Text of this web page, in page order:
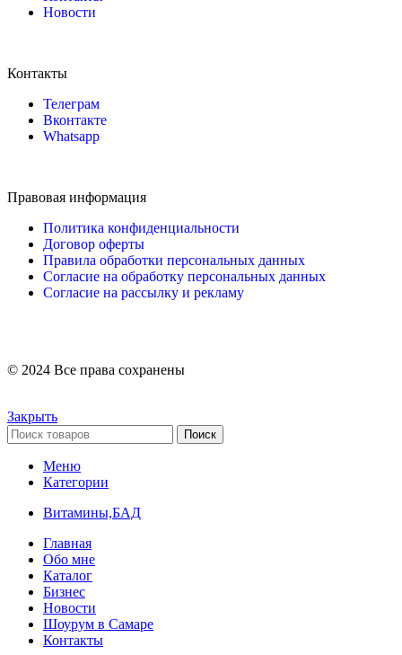
Новости
Контакты
Телеграм
Вконтакте
Whatsapp
Правовая информация
Политика конфиденциальности
Договор оферты
Правила обработки персональных данных
Согласие на обработку персональных данных
Согласие на рассылку и рекламу
© 2024 Все права сохранены
Закрыть
Поиск
Меню
Категории
Витамины,БАД
Главная
Обо мне
Каталог
Бизнес
Новости
Шоурум в Самаре
Контакты